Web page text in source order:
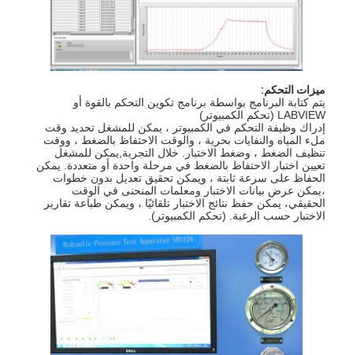
المنزل
المنتجات
فيديوهات
حولنا
جولة في المصنع
مراقبة الجودة
اتصل بنا
ميزات التحكم:
يتم كتابة البرنامج بواسطة برنامج تكوين التحكم بالقوة أو
LABVIEW (تحكم الكمبيوتر)
إدراك وظيفة التحكم في الكمبيوتر ، يمكن للمشغل تحديد وقت
ملء المياه والنفايات بحرية ، والوقت الاحتفاظ بالضغط ، ووقت
تنظيف الضغط ، وضغط الاختبار. خلال التجربة,يمكن للمشغل
تعيين اختبار الاحتفاظ بالضغط في مرحلة واحدة أو متعددة. يمكن
الحفاظ على سرعة ثابتة ، ويمكن تحقيق تعديل بدون خطوات
،يمكن عرض بيانات الاختبار ومعلمات المنحنى في الوقت
الحقيقي، يمكن حفظ نتائج الاختبار تلقائيًا ، ويمكن طباعة تقارير
الاختبار حسب الرغبة. (تحكم الكمبيوتر).